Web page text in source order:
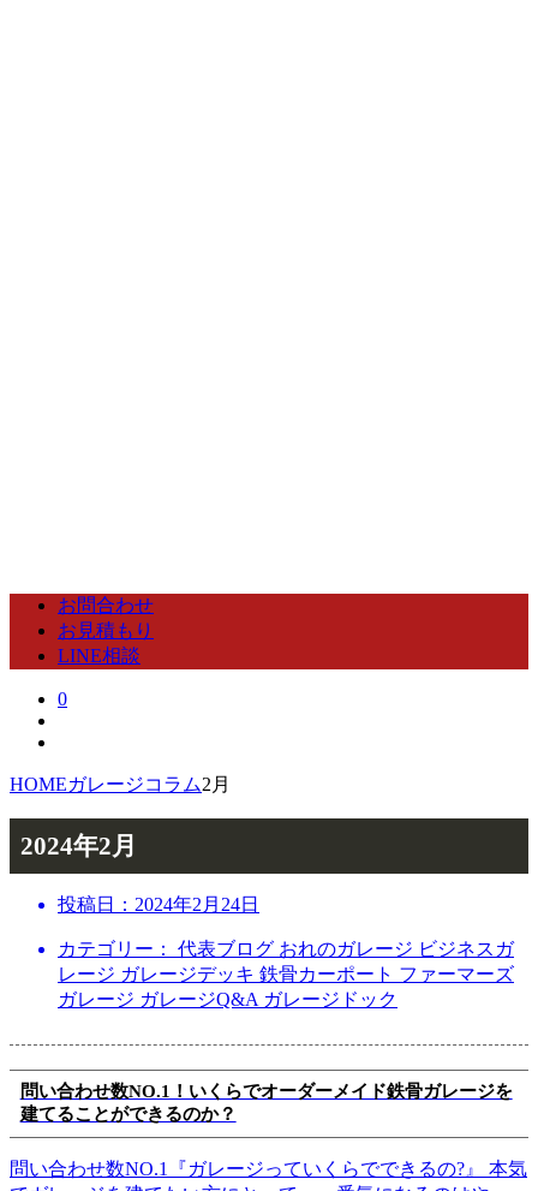
お問合わせ
お見積もり
LINE相談
0
HOMEガレージコラム2月
2024年2月
投稿日： 2024年2月24日
カテゴリー： 代表ブログ おれのガレージ ビジネスガ
レージ ガレージデッキ 鉄骨カーポート ファーマーズ
ガレージ ガレージQ&A ガレージドック
問い合わせ数NO.1！いくらでオーダーメイド鉄骨ガレージを
建てることができるのか？
問い合わせ数NO.1『ガレージっていくらでできるの?』 本気